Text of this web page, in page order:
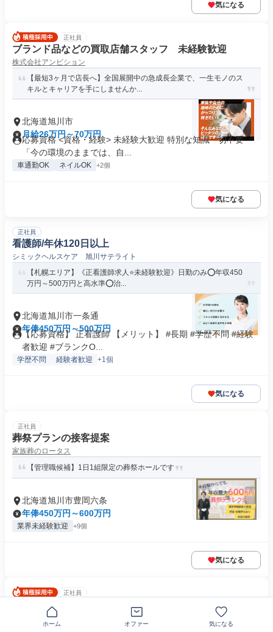
気になる
正社員
ブランド品などの買取店舗スタッフ 未経験歓迎
株式会社アンビション
【最短3ヶ月で店長へ】全国展開中の急成長企業で、一生モノのス
キルとキャリアを手にしませんか...
北海道旭川市
月給26万円～70万円
応募資格 <資格・経験> 未経験大歓迎 特別な知識一切不要
「今の環境のままでは、自...
車通勤OK ネイルOK +2個
気になる
正社員
看護師/年休120日以上
シミックヘルスケア 旭川サテライト
【札幌エリア】《正看護師求人⭐未経験歓迎》日勤のみ⭕年収450
万円～500万円と高水準⭕治...
北海道旭川市一条通
年俸450万円～500万円
【応募資格】 正看護師 【メリット】 #長期 #学歴不問 #経験
者歓迎 #ブランクO...
学歴不問 経験者歓迎 +1個
気になる
正社員
葬祭プランの接客提案
家族葬のロータス
【管理職候補】1日1組限定の葬祭ホールです
北海道旭川市豊岡六条
年俸450万円～600万円
業界未経験歓迎 +9個
気になる
正社員
東横インホテル専門の電気工事スタッフ
株式会社東横イン電建
ホーム オファー 気になる